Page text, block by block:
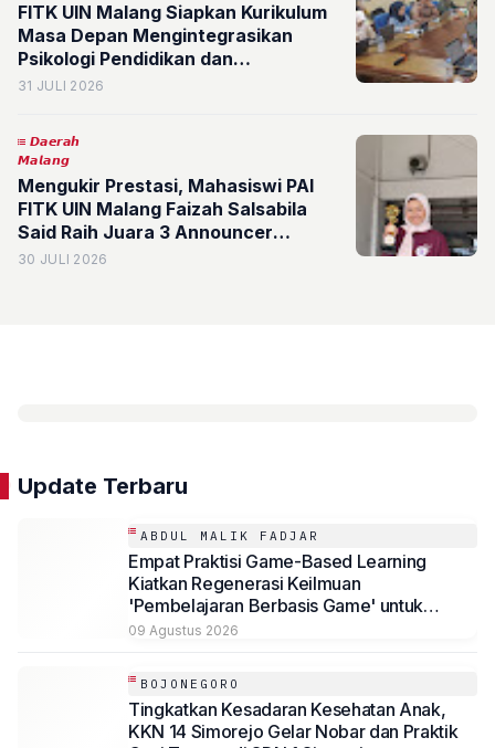
FITK UIN Malang Siapkan Kurikulum
Masa Depan Mengintegrasikan
Psikologi Pendidikan dan
Kecerdasan Buatan untuk Mencetak
31 JULI 2026
𝘿𝙖𝙚𝙧𝙖𝙝
𝙈𝙖𝙡𝙖𝙣𝙜
Mengukir Prestasi, Mahasiswi PAI
FITK UIN Malang Faizah Salsabila
Said Raih Juara 3 Announcer
Competition Festival Retorika 2026
30 JULI 2026
Update Terbaru
ABDUL MALIK FADJAR
Empat Praktisi Game-Based Learning
Kiatkan Regenerasi Keilmuan
'Pembelajaran Berbasis Game' untuk
Mahasiswa Psikologi Universitas
09 Agustus 2026
BOJONEGORO
Tingkatkan Kesadaran Kesehatan Anak,
KKN 14 Simorejo Gelar Nobar dan Praktik